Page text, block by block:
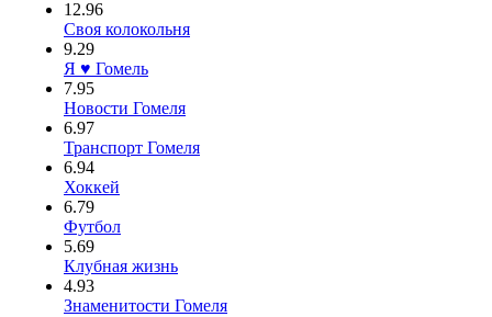
12.96
Своя колокольня
9.29
Я ♥ Гомель
7.95
Новости Гомеля
6.97
Транспорт Гомеля
6.94
Хоккей
6.79
Футбол
5.69
Клубная жизнь
4.93
Знаменитости Гомеля